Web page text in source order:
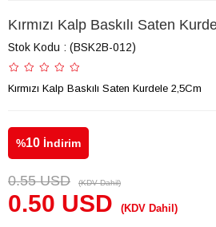
Kırmızı Kalp Baskılı Saten
Stok Kodu (BSK2B-012)
Kırmızı Kalp Baskılı Saten Kurdele 2,5Cm
%10 İndirim
0.55 USD (KDV Dahil)
0.50 USD (KDV Dahil)